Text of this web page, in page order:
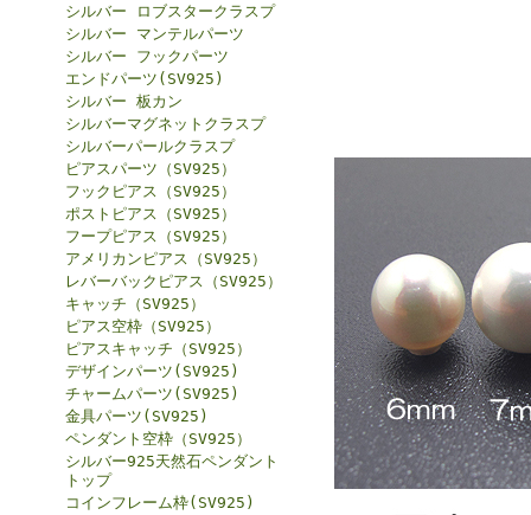
シルバー ロブスタークラスプ
シルバー マンテルパーツ
シルバー フックパーツ
エンドパーツ(SV925)
シルバー 板カン
シルバーマグネットクラスプ
シルバーパールクラスプ
ピアスパーツ（SV925）
フックピアス（SV925）
ポストピアス（SV925）
フープピアス（SV925）
アメリカンピアス（SV925）
レバーバックピアス（SV925）
キャッチ（SV925）
ピアス空枠（SV925）
ピアスキャッチ（SV925）
デザインパーツ(SV925)
チャームパーツ(SV925)
金具パーツ(SV925)
ペンダント空枠（SV925）
シルバー925天然石ペンダント
トップ
コインフレーム枠(SV925)